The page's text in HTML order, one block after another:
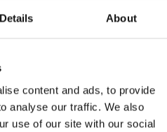
Details About
content and ads, to provide
analyse our traffic. We also
use of our site with our social
Zwierzęta domowe